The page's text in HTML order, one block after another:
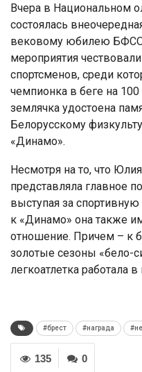
Вчера в Национальном
состоялась
вековому юбилею
мероприятия
спортсменов, среди
чемпионка в беге на
землячка удостоена
Белорусскому
«Динамо».
Несмотря на то, что
представляла главное
выступая за
к «Динамо» она также
отношение. Причем – к
золотые сезоны «бело-
легкоатлетка работала
#брест #награда
0
135